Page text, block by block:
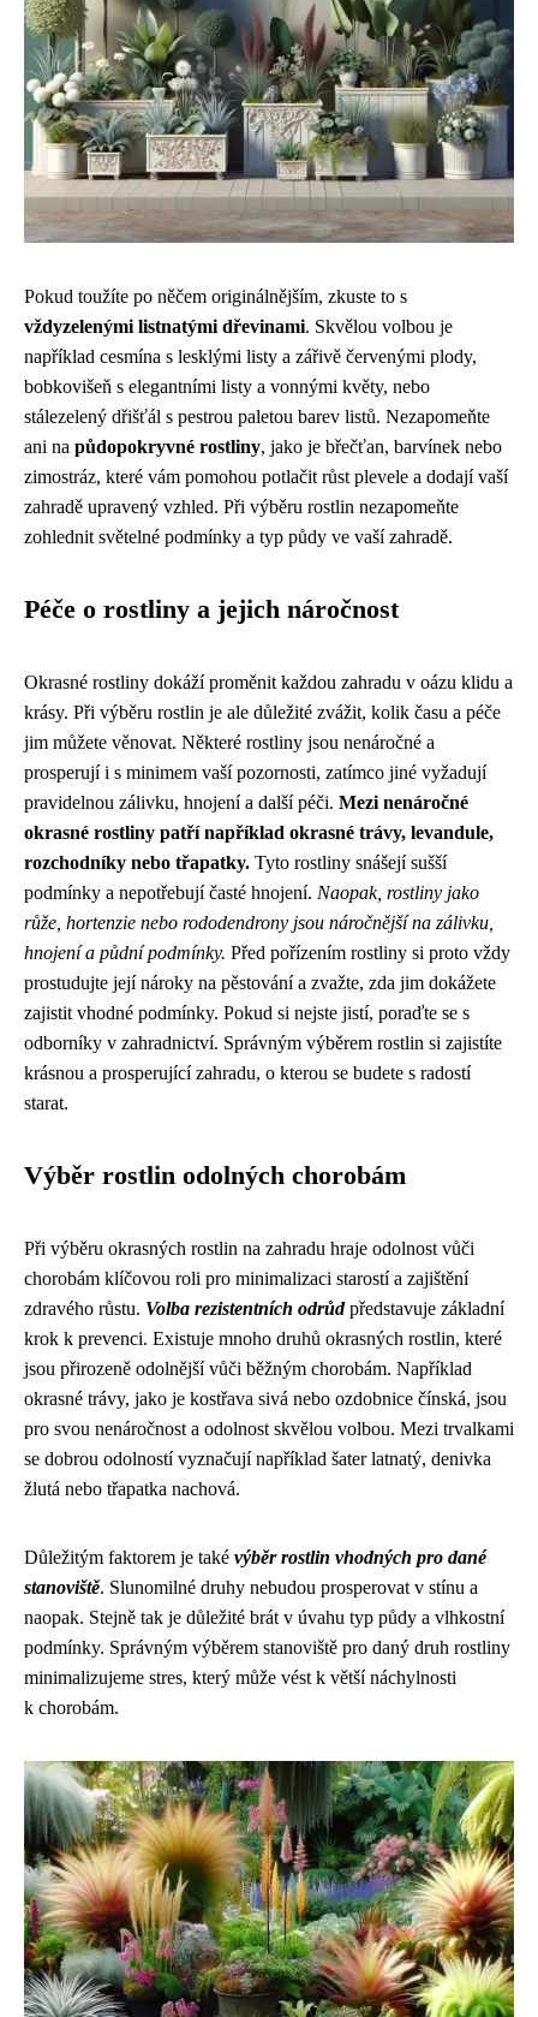
Pokud toužíte po něčem originálnějším, zkuste to s
vždyzelenými listnatými dřevinami. Skvělou volbou je
například cesmína s lesklými listy a zářivě červenými plody,
bobkovišeň s elegantními listy a vonnými květy, nebo
stálezelený dřišťál s pestrou paletou barev listů. Nezapomeňte
ani na půdopokryvné rostliny, jako je břečťan, barvínek nebo
zimostráz, které vám pomohou potlačit růst plevele a dodají vaší
zahradě upravený vzhled. Při výběru rostlin nezapomeňte
zohlednit světelné podmínky a typ půdy ve vaší zahradě.
Péče o rostliny a jejich náročnost
Okrasné rostliny dokáží proměnit každou zahradu v oázu klidu a
krásy. Při výběru rostlin je ale důležité zvážit, kolik času a péče
jim můžete věnovat. Některé rostliny jsou nenáročné a
prosperují i s minimem vaší pozornosti, zatímco jiné vyžadují
pravidelnou zálivku, hnojení a další péči. Mezi nenáročné
okrasné rostliny patří například okrasné trávy, levandule,
rozchodníky nebo třapatky. Tyto rostliny snášejí sušší
podmínky a nepotřebují časté hnojení. Naopak, rostliny jako
růže, hortenzie nebo rododendrony jsou náročnější na zálivku,
hnojení a půdní podmínky. Před pořízením rostliny si proto vždy
prostudujte její nároky na pěstování a zvažte, zda jim dokážete
zajistit vhodné podmínky. Pokud si nejste jistí, poraďte se s
odborníky v zahradnictví. Správným výběrem rostlin si zajistíte
krásnou a prosperující zahradu, o kterou se budete s radostí
starat.
Výběr rostlin odolných chorobám
Při výběru okrasných rostlin na zahradu hraje odolnost vůči
chorobám klíčovou roli pro minimalizaci starostí a zajištění
zdravého růstu. Volba rezistentních odrůdpředstavuje základní
krok k prevenci. Existuje mnoho druhů okrasných rostlin, které
jsou přirozeně odolnější vůči běžným chorobám. Například
okrasné trávy, jako je kostřava sivá nebo ozdobnice čínská, jsou
pro svou nenáročnost a odolnost skvělou volbou. Mezi trvalkami
se dobrou odolností vyznačují například šater latnatý, denivka
žlutá nebo třapatka nachová.
Důležitým faktorem je také výběr rostlin vhodných pro dané
stanoviště. Slunomilné druhy nebudou prosperovat v stínu a
naopak. Stejně tak je důležité brát v úvahu typ půdy a vlhkostní
podmínky. Správným výběrem stanoviště pro daný druh rostliny
minimalizujeme stres, který může vést k větší náchylnosti
k chorobám.